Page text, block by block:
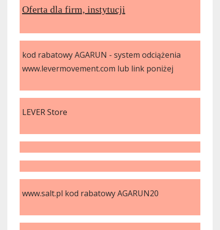
Oferta dla firm, instytucji
kod rabatowy AGARUN - system odciążenia
www.levermovement.com lub link poniżej
LEVER Store
www.salt.pl kod rabatowy AGARUN20